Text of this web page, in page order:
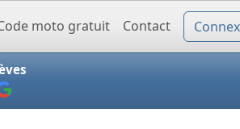
moto gratuit Contact